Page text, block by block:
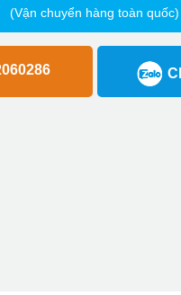
(Vận chuyển hàng toàn quốc)